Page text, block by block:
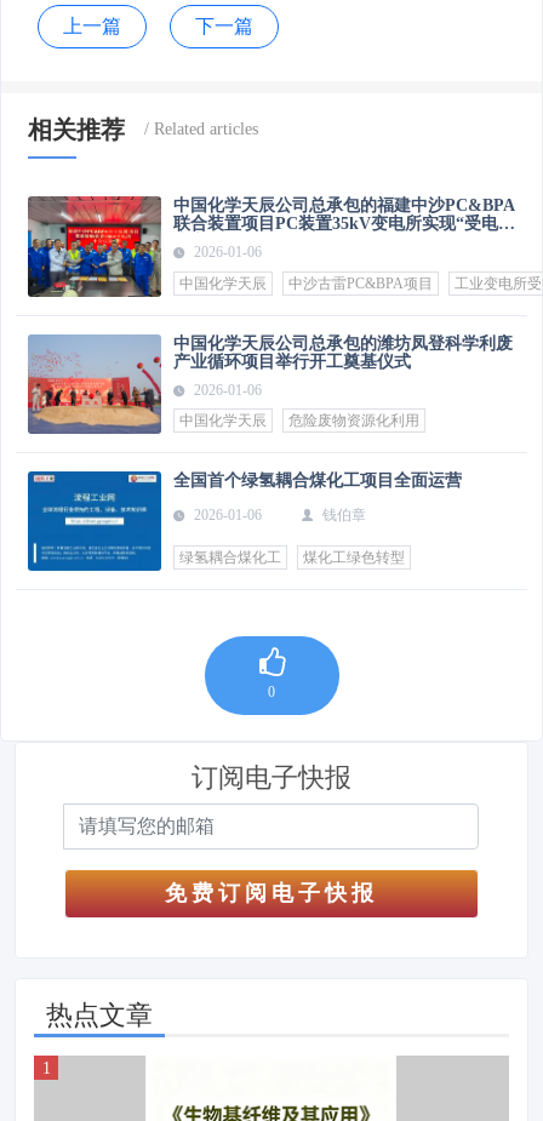
上一篇 下一篇
相关推荐
中国化学天辰公司总承包的福建中沙PC&BPA
联合装置项目PC装置35kV变电所实现“受电即
中交”
2026-01-06
中国化学天辰
中沙古雷PC&BPA项目 工业变电所
中国化学天辰公司总承包的潍坊凤登科学利废
产业循环项目举行开工奠基仪式
2026-01-06
中国化学天辰
危险废物资源化利用
全国首个绿氢耦合煤化工项目全面运营
2026-01-06 钱伯章
绿氢耦合煤化工 煤化工绿色转型
0
订阅电子快报
免费订阅电子快报
热点文章